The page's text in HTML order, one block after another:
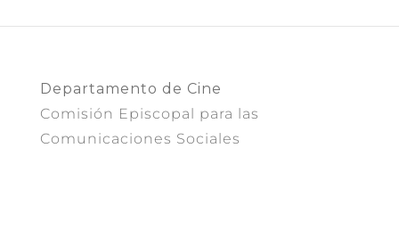
Departamento de Cine
Comisión Episcopal para las
Comunicaciones Sociales